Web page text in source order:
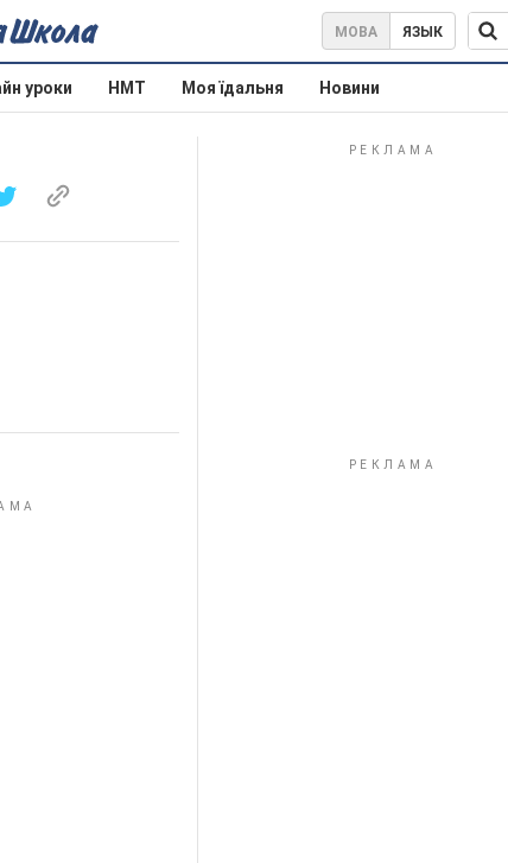
МОВА ЯЗЫК
уроки НМТ Моя їдальня Новини